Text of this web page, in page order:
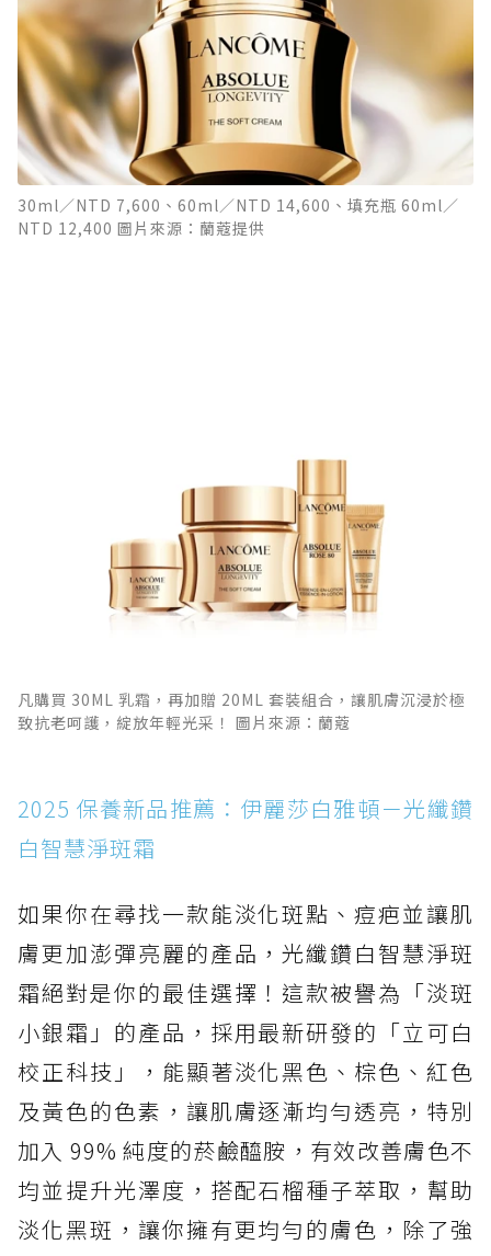
30ml／NTD 7,600、60ml／NTD 14,600、填充瓶 60ml／
NTD 12,400 圖片來源：蘭蔻提供
凡購買 30ML 乳霜，再加贈 20ML 套裝組合，讓肌膚沉浸於極
致抗老呵護，綻放年輕光采！ 圖片來源：蘭蔻
2025 保養新品推薦：伊麗莎白雅頓－光纖鑽
白智慧淨斑霜
如果你在尋找一款能淡化斑點、痘疤並讓肌
膚更加澎彈亮麗的產品，光纖鑽白智慧淨斑
霜絕對是你的最佳選擇！這款被譽為「淡斑
小銀霜」的產品，採用最新研發的「立可白
校正科技」，能顯著淡化黑色、棕色、紅色
及黃色的色素，讓肌膚逐漸均勻透亮，特別
加入 99% 純度的菸鹼醯胺，有效改善膚色不
均並提升光澤度，搭配石榴種子萃取，幫助
淡化黑斑，讓你擁有更均勻的膚色，除了強